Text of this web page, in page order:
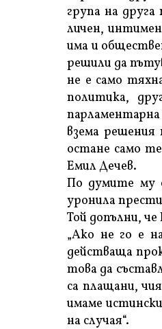
група на
личен,
има и
решили да
не е само
политика,
взема
остане само
Емил Дечев.
По думите му
уронила
Той допълни, че
„Ако не го е
действаща
това да
са плащани,
имаме
на случая“.